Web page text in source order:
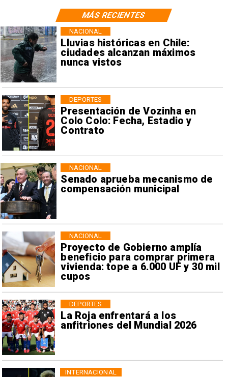
Lluvias históricas en Chile:
ciudades alcanzan máximos
nunca vistos
NACIONAL
Presentación de Vozinha en
Colo Colo: Fecha, Estadio y
Contrato
DEPORTES
Senado aprueba mecanismo de
compensación municipal
NACIONAL
Proyecto de Gobierno amplía
beneficio para comprar primera
vivienda: tope a 6.000 UF y 30 mil
cupos
NACIONAL
La Roja enfrentará a los
anfitriones del Mundial 2026
DEPORTES
INTERNACIONAL
MÁS RECIENTES